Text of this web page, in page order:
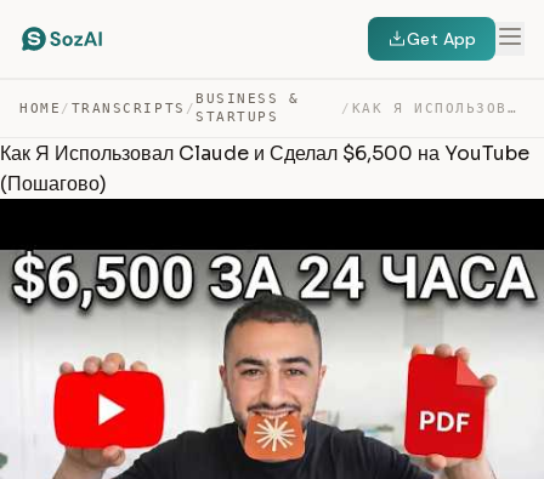
Get App
HOME / TRANSCRIPTS /
BUSINESS &
STARTUPS
/ КАК Я ИСПОЛЬЗОВАЛ CLAUDE И СДЕЛАЛ $6,500 НА YOUTUBE (ПО… — TRANSCRIPT
Как Я Использовал Claude и Сделал $6,500 на YouTube
(Пошагово)